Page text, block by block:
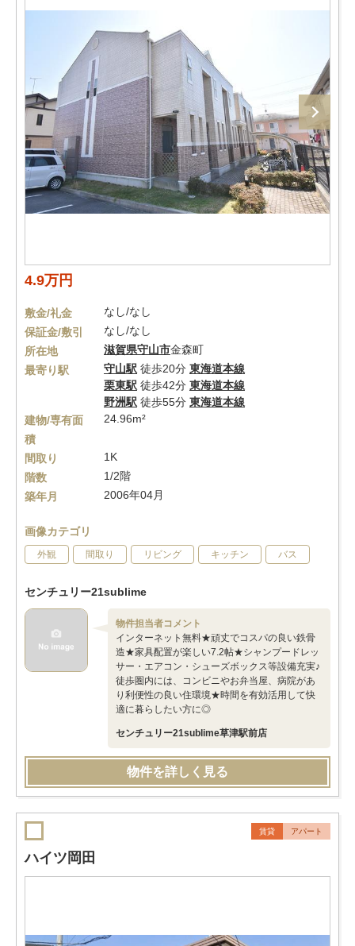
4.9万円
敷金/礼金
なし/なし
保証金/敷引
なし/なし
所在地
滋賀県守山市金森町
最寄り駅
守山駅 徒歩20分 東海道本線
栗東駅 徒歩42分 東海道本線
野洲駅 徒歩55分 東海道本線
建物/専有面
積
24.96m²
間取り
1K
階数
1/2階
築年月
2006年04月
画像カテゴリ
外観 間取り リビング キッチン バス
センチュリー21sublime
物件担当者コメント
インターネット無料★頑丈でコスパの良い鉄骨
造★家具配置が楽しい7.2帖★シャンプードレッ
サー・エアコン・シューズボックス等設備充実♪
徒歩圏内には、コンビニやお弁当屋、病院があ
り利便性の良い住環境★時間を有効活用して快
適に暮らしたい方に◎
センチュリー21sublime草津駅前店
物件を詳しく見る
賃貸 アパート
ハイツ岡田